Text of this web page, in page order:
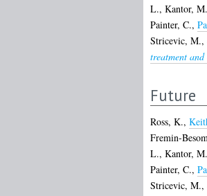
L., Kantor, M.
Painter, C.,
Stricevic, M.,
treatment
Future
Ross, K.,
Fremin-
L., Kantor, M.
Painter, C.,
Stricevic, M.,